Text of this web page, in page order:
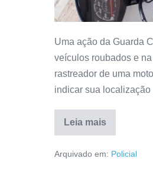
Uma ação da Guarda
veículos roubados e
rastreador de uma
indicar sua
Leia mais
Arquivado em: Policial